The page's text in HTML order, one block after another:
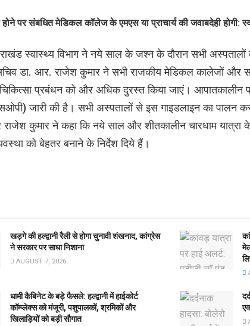
होने पर संबधित मेडिकल कॉलेज के एमएस या प्राचार्य की जवाबदेही होगी:
स्वास्थ्य विभाग ने नये साल के जश्न के दौरान सभी
डा. आर. राजेश कुमार ने सभी राजकीय मेडिकल कालेजों और
प्रबंधन को और अधिक दुरस्त किया जाएं। आपातकालीन
जारी की है। सभी अस्पतालों से इस गाइडलाइन का पालन
कुमार ने कहा कि नये साल और शीतकालीन चारधाम यात्रा
को बेहतर बनाने के निर्देश दिये हैं।
खड़गे की हल्द्वानी रैली से होगा चुनावी शंखनाद, कांग्रेस
ने सरकार पर साधा निशाना
AUGUST 7, 2026
धामी कैबिनेट के बड़े फैसले: हल्द्वानी में हाईकोर्ट
कॉम्प्लेक्स को मंजूरी, पशुपालकों, श्रमिकों और
खिलाड़ियों को बड़ी सौगात